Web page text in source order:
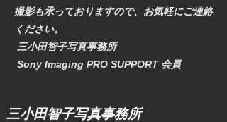
撮影も承っておりますので、お気軽にご連絡
ください。
三小田智子写真事務所
​ Sony Imaging PRO SUPPORT 会員
​三小田智子写真事務所